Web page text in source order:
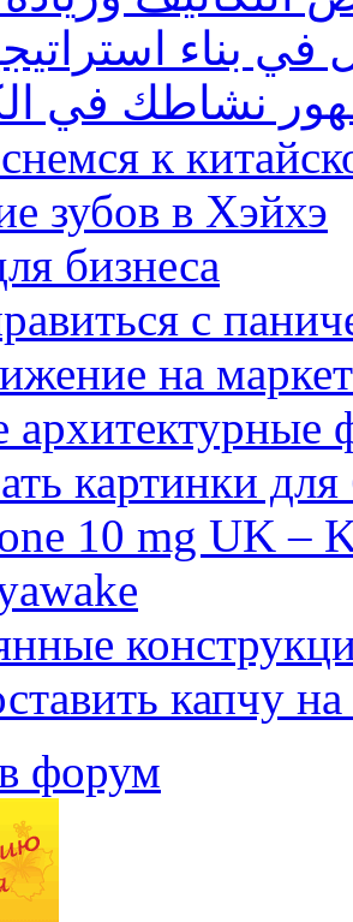
بناء
نشاطك في
к
зубов в Хэйхэ
бизнеса
с
на
картинки
10 mg UK –
капчу
форум